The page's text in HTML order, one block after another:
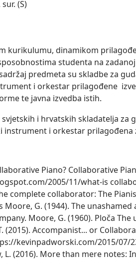
(S)
kurikulumu, dinamikom
studenta na
predmeta su skladbe za
i orkestar prilagođene
te javna izvedba istih.
i hrvatskih skladatelja za
i orkestar prilagođena
Piano? Collaborative
2005/11/what-is
complete collaborator: The
G. (1944). The unashamed
Moore, G. (1960). Ploča The
(2015). Accompanist... or
kevinpadworski.com/2015/07/
L. (2016). More than mere notes: